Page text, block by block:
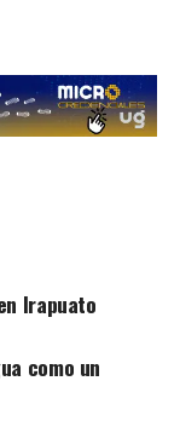
Irapuato
como un